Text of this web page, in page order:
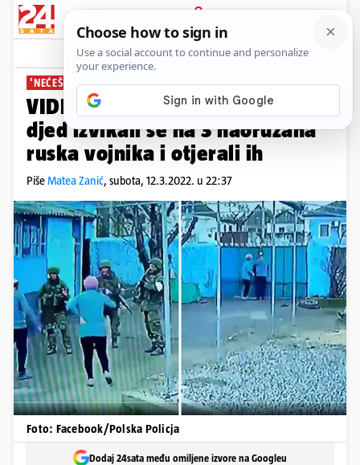
PRIJAVA
News Komentari
'NEĆEŠ U MOJE DVORIŠTE'
VIDEO Kakva hrabrost! Baka i
djed izvikali se na 3 naoružana
ruska vojnika i otjerali ih
PišeMatea Zanić, subota, 12.3.2022. u 22:37
Foto: Facebook/Polska Policja
Dodaj 24sata među omiljene izvore na Googleu